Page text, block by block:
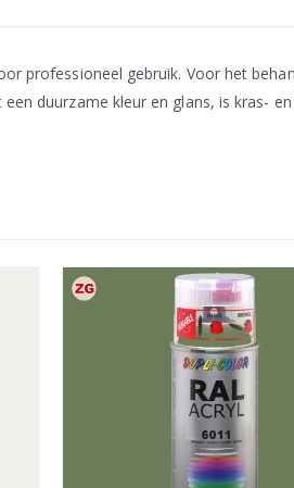
professioneel gebruik. Voor het
duurzame kleur en glans, is kras-